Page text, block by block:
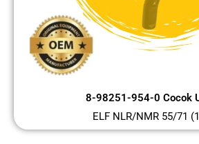
8-98251-954-0 Cocok
ELF NLR/NMR 55/71